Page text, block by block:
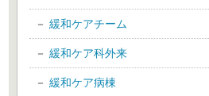
緩和ケアチーム
緩和ケア科外来
緩和ケア病棟